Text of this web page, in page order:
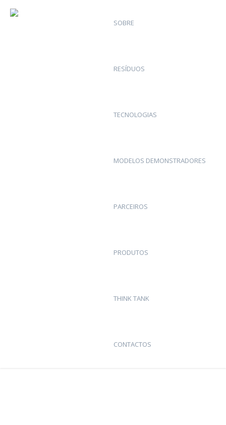
SOBRE
RESÍDUOS
TECNOLOGIAS
MODELOS DEMONSTRADORES
PARCEIROS
PRODUTOS
THINK TANK
CONTACTOS